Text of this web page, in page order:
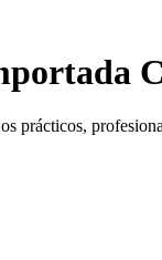
prácticos,